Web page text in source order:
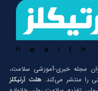
به عنوان مجله خبری-آموزشی سلامت،
را منتشر می‌کند.هلث آرتیکلز